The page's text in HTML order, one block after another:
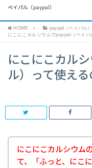
ペイパル（paypal）
HOME
paypal（ペイパル）
にこにこカルシウムでpaypal（ペイパ
にこにこカル
ル）って使える
にこにこカルシウム
て、「ふっと、にこ